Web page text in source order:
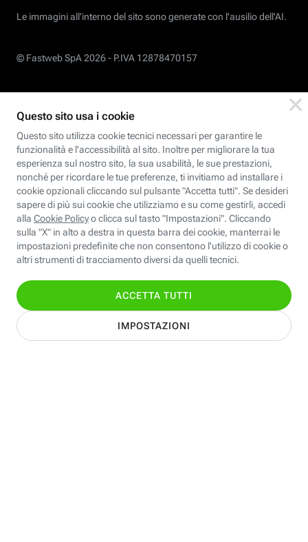
Le immagini all’interno del sito sono generate con l'ausilio dell'AI.
© Fastweb SpA 2026 - P.IVA 12878470157